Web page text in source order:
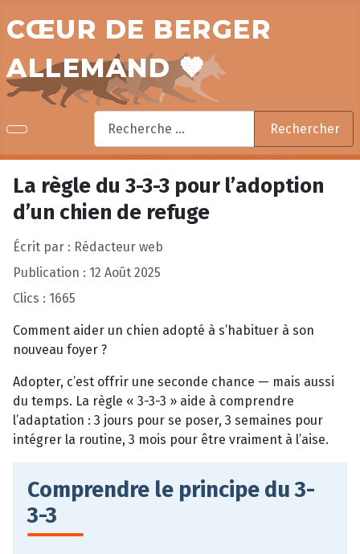
CŒUR DE BERGER
ALLEMAND 🧡
Rechercher
Rechercher
La règle du 3-3-3 pour l’adoption
d’un chien de refuge
Écrit par : Rédacteur web
Publication : 12 Août 2025
Clics : 1665
Comment aider un chien adopté à s’habituer à son
nouveau foyer ?
Adopter, c’est offrir une seconde chance — mais aussi
du temps. La règle « 3-3-3 » aide à comprendre
l’adaptation : 3 jours pour se poser, 3 semaines pour
intégrer la routine, 3 mois pour être vraiment à l’aise.
Comprendre le principe du 3-
3-3